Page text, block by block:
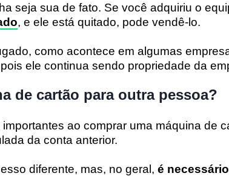
seja sua de fato. Se você adquiriu o
, e ele está quitado, pode vendê-lo.
como acontece em algumas
ele continua sendo propriedade da
de cartão para outra pessoa?
ao comprar uma máquina de
da conta anterior.
diferente, mas, no geral, é